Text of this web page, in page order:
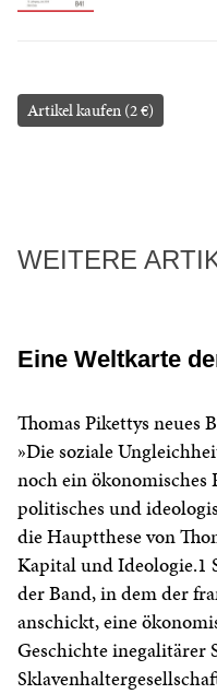
Artikel kaufen (2 €)
WEITERE
Eine Weltkarte
Thomas Pikettys neues
»Die soziale
noch ein ökonomisches
politisches und
die Hauptthese von
Kapital und Ideologie.1
der Band, in dem der
anschickt, eine
Geschichte inegalitärer